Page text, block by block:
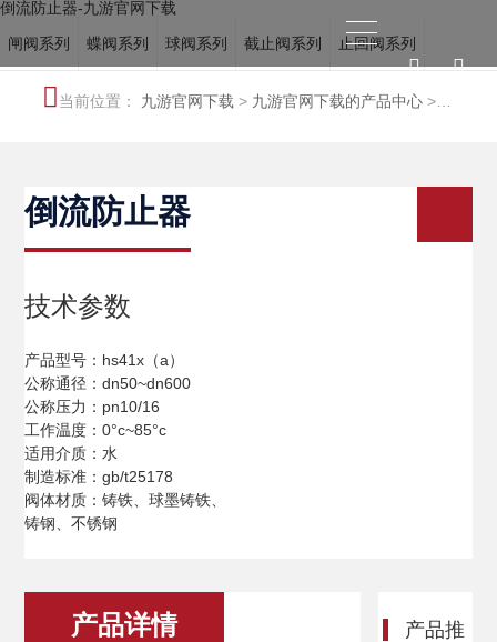
倒流防止器-九游官网下载
闸阀系列
蝶阀系列 球阀系列 截止阀系列 止回阀系列
电站阀系列 调节阀系列 冶金阀系列 水力控制阀系列
当前位置： 九游官网下载 > 九游官网下载的产品中心 >
倒流防止器
技术参数
产品型号：hs41x（a）
公称通径：dn50~dn600
公称压力：pn10/16
工作温度：0°c~85°c
适用介质：水
制造标准：gb/t25178
阀体材质：铸铁、球墨铸铁、
铸钢、不锈钢
产品详情
产品推